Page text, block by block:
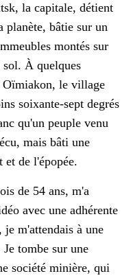
la capitale, détient
bâtie sur un
montés sur
À quelques
Oïmiakon, le village
soixante-sept degrés
qu'un peuple venu
mais bâti une
de l'épopée.
de 54 ans, m'a
avec une adhérente
m'attendais à une
tombe sur une
société minière, qui